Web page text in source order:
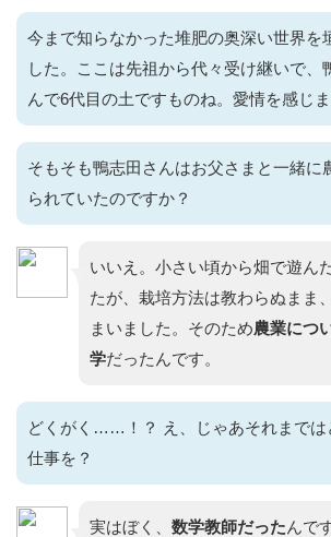
今まで知らなかった堆肥の奥深い世界を
した。ここは先祖から代々受け継いで、
んで6代目の土ですものね。愛情を感じ
そもそも鴨志田さんはお父さまと一緒に
られていたのですか？
いいえ。小さい頃から畑で遊ん
たが、栽培方法は教わらぬまま
まいました。そのため農業につ
学だったんです。
どくがく……！？ え、じゃあそれまでは
仕事を？
実はぼく、 数学教師だったんで